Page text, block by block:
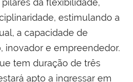
da flexibilidade,
estimulando a
a capacidade de
inovador e empreendedor.
tem duração de três
apto a ingressar em